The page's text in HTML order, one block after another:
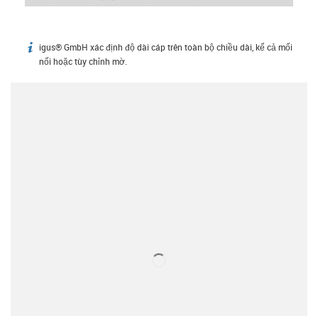
igus-icon-info
igus® GmbH xác định độ dài cáp trên toàn bộ chiều dài, kể cả mối
nối hoặc tùy chỉnh mờ.